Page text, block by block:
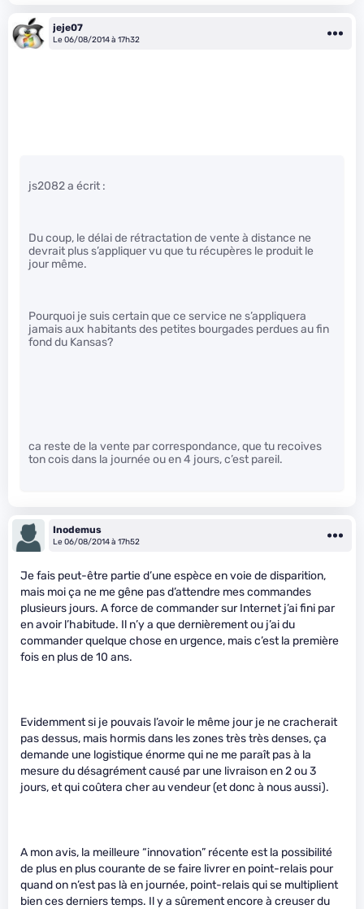
jeje07
Le 06/08/2014 à 17h32
js2082 a écrit :
Du coup, le délai de rétractation de vente à distance ne
devrait plus s’appliquer vu que tu récupères le produit le
jour même.
Pourquoi je suis certain que ce service ne s’appliquera
jamais aux habitants des petites bourgades perdues au fin
fond du Kansas?
ca reste de la vente par correspondance, que tu recoives
ton cois dans la journée ou en 4 jours, c’est pareil.
Inodemus
Le 06/08/2014 à 17h52
Je fais peut-être partie d’une espèce en voie de disparition,
mais moi ça ne me gêne pas d’attendre mes commandes
plusieurs jours. A force de commander sur Internet j’ai fini par
en avoir l’habitude. Il n’y a que dernièrement ou j’ai du
commander quelque chose en urgence, mais c’est la première
fois en plus de 10 ans.
Evidemment si je pouvais l’avoir le même jour je ne cracherait
pas dessus, mais hormis dans les zones très très denses, ça
demande une logistique énorme qui ne me paraît pas à la
mesure du désagrément causé par une livraison en 2 ou 3
jours, et qui coûtera cher au vendeur (et donc à nous aussi).
A mon avis, la meilleure “innovation” récente est la possibilité
de plus en plus courante de se faire livrer en point-relais pour
quand on n’est pas là en journée, point-relais qui se multiplient
bien ces derniers temps. Il y a sûrement encore à creuser du